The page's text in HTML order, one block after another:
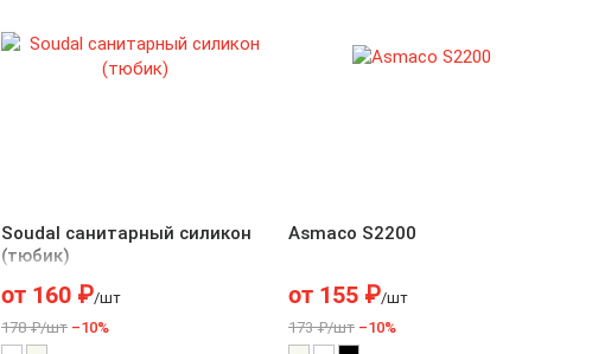
Soudal cанитарный силикон
(тюбик)
от 160 ₽/шт
178 ₽/шт –10%
Asmaco S2200
от 155₽/шт
173 ₽/шт –10%